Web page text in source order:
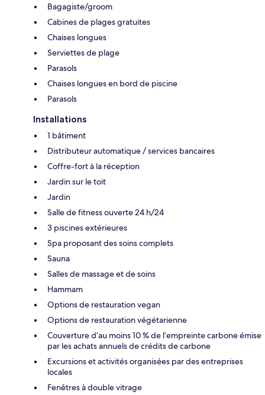
Bagagiste/groom
Cabines de plages gratuites
Chaises longues
Serviettes de plage
Parasols
Chaises longues en bord de piscine
Parasols
Installations
1 bâtiment
Distributeur automatique / services bancaires
Coffre-fort à la réception
Jardin sur le toit
Jardin
Salle de fitness ouverte 24 h/24
3 piscines extérieures
Spa proposant des soins complets
Sauna
Salles de massage et de soins
Hammam
Options de restauration vegan
Options de restauration végétarienne
Couverture d’au moins 10 % de l’empreinte carbone émise
par les achats annuels de crédits de carbone
Excursions et activités organisées par des entreprises
locales
Fenêtres à double vitrage